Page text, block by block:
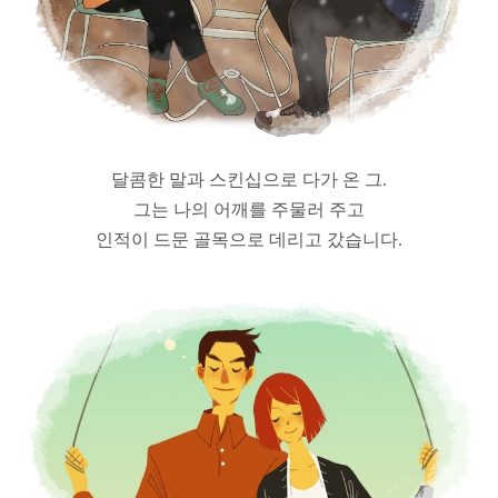
달콤한 말과 스킨십으로 다가 온 그.
그는 나의 어깨를 주물러 주고
인적이 드문 골목으로 데리고 갔습니다.